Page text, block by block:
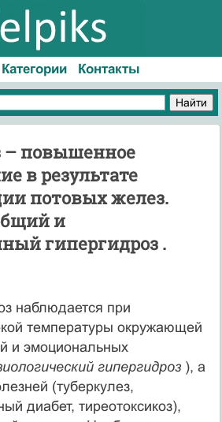
Категории Контакты
– повышенное
в результате
потовых желез.
и
гипергидроз .
наблюдается при
температуры окружающей
и эмоциональных
гипергидроз), а
(туберкулез,
диабет, тиреотоксикоз),